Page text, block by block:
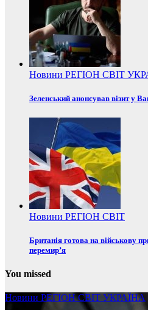
Новини РЕГІОН СВІТ
Зеленський анонсував візит у
Новини РЕГІОН СВІТ
Британія готова на військову
перемир’я
You missed
Новини РЕГІОНСВІТ УКРАЇНА